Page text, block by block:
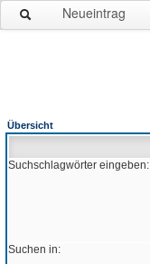
Neueintrag
Übersicht
Suchschlagwörter eingeben:
Suchen in: